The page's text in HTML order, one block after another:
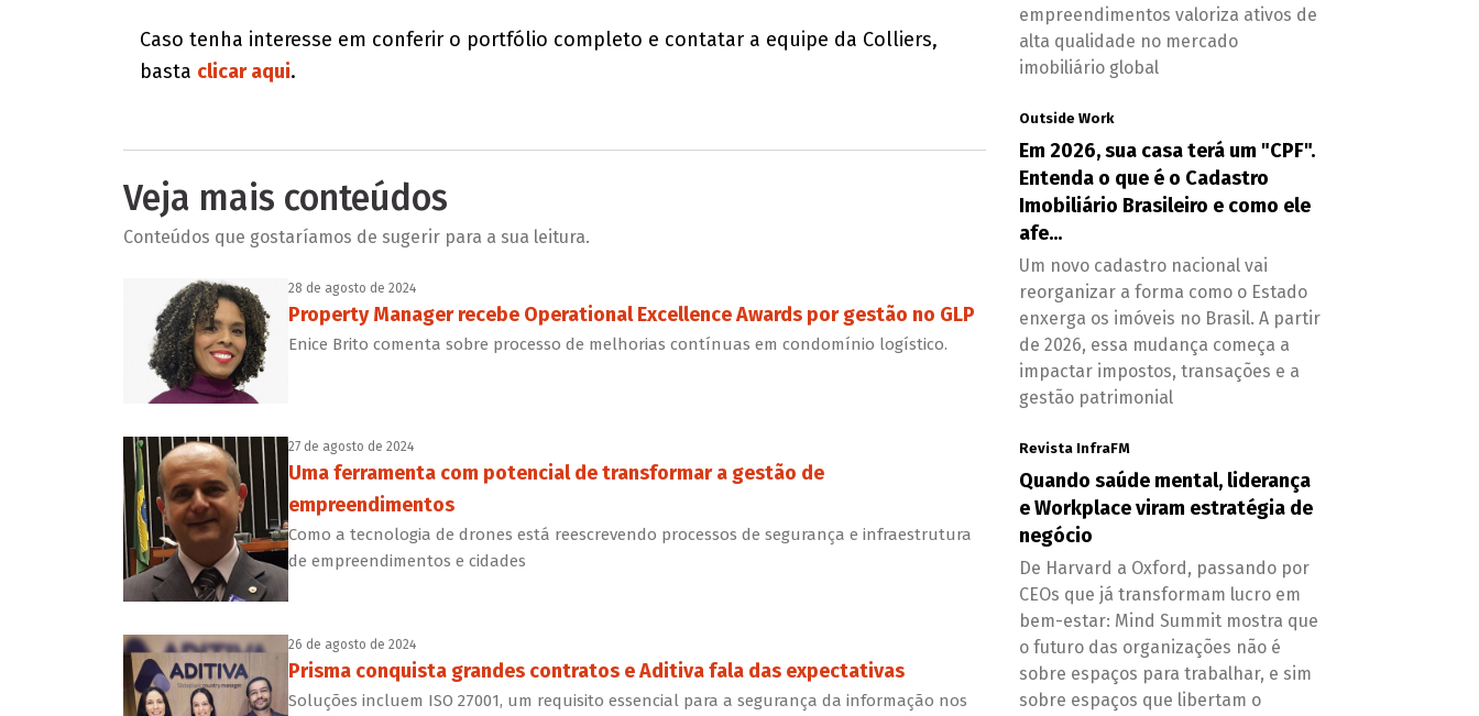
Caso tenha interesse em conferir o portfólio completo e contatar a equipe da Colliers,
basta clicar aqui.
Veja mais conteúdos
Conteúdos que gostaríamos de sugerir para a sua leitura.
28 de agosto de 2024
Property Manager recebe Operational Excellence Awards por gestão no GLP
Enice Brito comenta sobre processo de melhorias contínuas em condomínio logístico.
27 de agosto de 2024
Uma ferramenta com potencial de transformar a gestão de
empreendimentos
Como a tecnologia de drones está reescrevendo processos de segurança e infraestrutura
de empreendimentos e cidades
26 de agosto de 2024
Prisma conquista grandes contratos e Aditiva fala das expectativas
Soluções incluem ISO 27001, um requisito essencial para a segurança da informação nos
empreendimentos valoriza ativos de
alta qualidade no mercado
imobiliário global
Outside Work
Em 2026, sua casa terá um "CPF".
Entenda o que é o Cadastro
Imobiliário Brasileiro e como ele
afe...
Um novo cadastro nacional vai
reorganizar a forma como o Estado
enxerga os imóveis no Brasil. A partir
de 2026, essa mudança começa a
impactar impostos, transações e a
gestão patrimonial
Revista InfraFM
Quando saúde mental, liderança
e Workplace viram estratégia de
negócio
De Harvard a Oxford, passando por
CEOs que já transformam lucro em
bem-estar: Mind Summit mostra que
o futuro das organizações não é
sobre espaços para trabalhar, e sim
sobre espaços que libertam o